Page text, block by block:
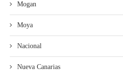
Mogan
Moya
Nacional
Nueva Canarias